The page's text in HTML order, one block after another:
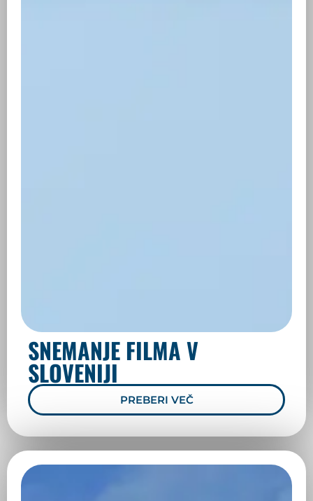
SNEMANJE FILMA V
SLOVENIJI
PREBERI VEČ